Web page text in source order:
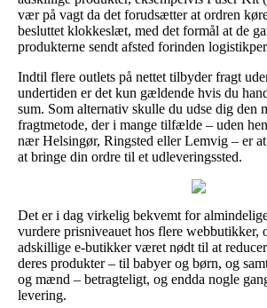
vær på vagt da det forudsætter at ordren
besluttet klokkeslæt, med det formål at de
produkterne sendt afsted forinden
Indtil flere outlets på nettet tilbyder fragt
undertiden er det kun gældende hvis du
sum. Som alternativ skulle du udse dig den
fragtmetode, der i mange tilfælde – uden
nær Helsingør, Ringsted eller Lemvig – er
at bringe din ordre til et udleveringssted.
Det er i dag virkelig bekvemt for
vurdere prisniveauet hos flere webbutikker,
adskillige e-butikker været nødt til at
deres produkter – til babyer og børn, og
og mænd – betragteligt, og endda nogle
levering.